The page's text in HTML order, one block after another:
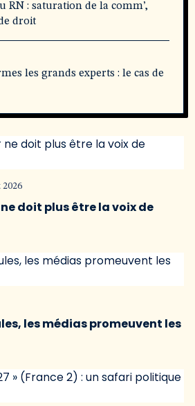
RN : saturation de la comm’,
droit
les grands experts : le cas de
doit plus être la voix de
les médias promeuvent les